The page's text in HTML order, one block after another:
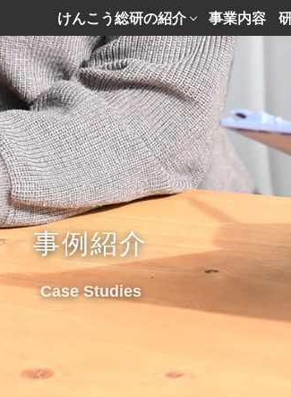
けんこう総研の紹介 事業内容
事例紹介
Case Studies